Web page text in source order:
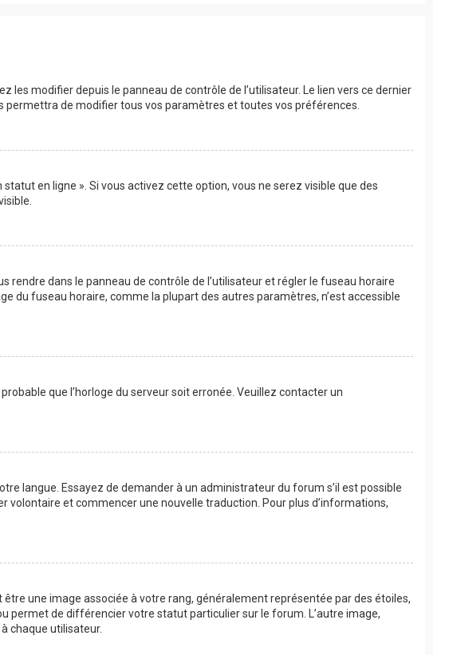
modifier depuis le panneau de contrôle de l’utilisateur. Le lien vers ce dernier
de modifier tous vos paramètres et toutes vos préférences.
en ligne ». Si vous activez cette option, vous ne serez visible que des
rendre dans le panneau de contrôle de l’utilisateur et régler le fuseau horaire
du fuseau horaire, comme la plupart des autres paramètres, n’est accessible
que l’horloge du serveur soit erronée. Veuillez contacter un
langue. Essayez de demander à un administrateur du forum s’il est possible
volontaire et commencer une nouvelle traduction. Pour plus d’informations,
une image associée à votre rang, généralement représentée par des étoiles,
permet de différencier votre statut particulier sur le forum. L’autre image,
chaque utilisateur.